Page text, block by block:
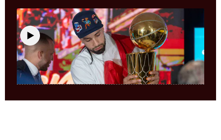
Baloncesto
José Alvarado celebra su campeonato
con los Knicks en suelo boricua